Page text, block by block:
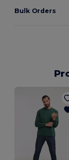
Bulk Orders